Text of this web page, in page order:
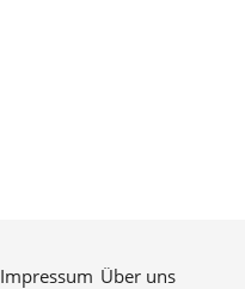
Impressum Über uns